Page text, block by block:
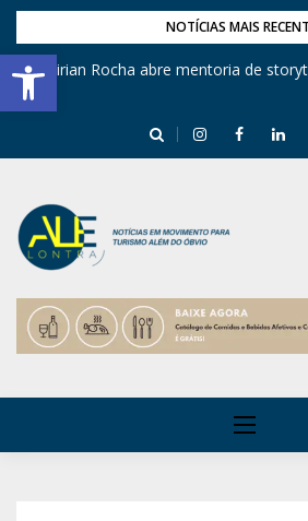
Barra de Ferramentas Aberta
NOTÍCIAS MAIS
Mirian Rocha abre mentoria de